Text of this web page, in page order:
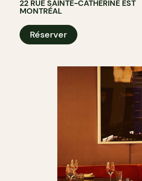
22 RUE SAINTE-CATHERINE EST
MONTRÉAL
Réserver